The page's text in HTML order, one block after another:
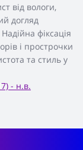
від вологи,
догляд
фіксація
і прострочки
та стиль у
- н.в.